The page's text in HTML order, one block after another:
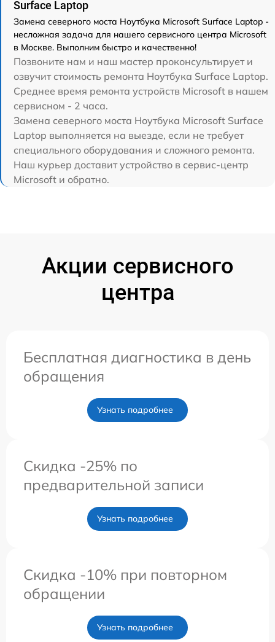
Surface Laptop
Замена северного моста Ноутбука Microsoft Surface Laptop -
несложная задача для нашего сервисного центра Microsoft
в Москве. Выполним быстро и качественно!
Позвоните нам и наш мастер проконсультирует и
озвучит стоимость ремонта Ноутбука Surface Laptop.
Среднее время ремонта устройств Microsoft в нашем
сервисном - 2 часа.
Замена северного моста Ноутбука Microsoft Surface
Laptop выполняется на выезде, если не требует
специального оборудования и сложного ремонта.
Наш курьер доставит устройство в сервис-центр
Microsoft и обратно.
Акции сервисного
центра
Бесплатная диагностика в день
обращения
Узнать подробнее
Скидка -25% по
предварительной записи
Узнать подробнее
Скидка -10% при повторном
обращении
Узнать подробнее